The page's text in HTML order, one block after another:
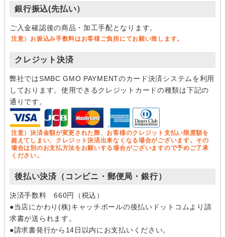
（４）個人情報の第三者提供について
取得した個人情報を第三者に提供することはありません。
取得した個人情報の取扱いの一部を委託業者に委託することが
定する安全対策基準を満たす事業者を選定し、適切な管理、監
督を行います。
（６）開示対象個人情報の開示等および問い合わせ窓
口について
ご本人からの求めにより、当社が保有する開示対象個人情報の
利用目的の通知・開示・内容の訂正・追加または削除・利用の
停止・消去および第三者への提供の 停止（「開示等」といいま
開示等に応ずる窓口は、「開示の手続き 」をご覧下さい。
（７）個人情報を入力するにあたっての注意事項
商品、サービス提供のお取引に必要な情報を入力していただき
ます。必ず全ての項目を正しく入力してください。不備があっ
銀行振込(先払い）
ご入金確認後の商品・加工手配となります。
注意）お振込み手数料はお客様ご負担にてお願い致します。
クレジット決済
弊社ではSMBC GMO PAYMENTのカード決済システムを利用
しております。使用できるクレジットカードの種類は下記の
通りです。
注意）決済金額が変更された際、お客様のクレジット支払い限度額を
超えてしまい、クレジット決済出来なくなる場合がございます。その
場合は別のお支払方法をお願いする場合がございますので予めご了承
ください。
後払い決済（コンビニ・郵便局・銀行）
決済手数料 660円（税込）
●当店にかわり(株)キャッチボールの後払いドットコムより請
求書が送られます。
●請求書発行から14日以内にお支払いください。